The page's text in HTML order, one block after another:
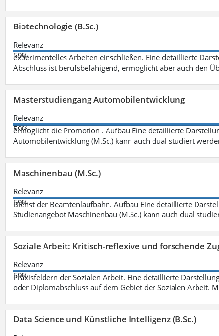
Biotechnologie (B.Sc.)
Relevanz:
59%
experimentelles Arbeiten einschließen. Eine detaillierte
Abschluss ist berufsbefähigend, ermöglicht aber auch den
Masterstudiengang Automobilentwicklung
Relevanz:
59%
ermöglicht die Promotion . Aufbau Eine detaillierte
Automobilentwicklung (M.Sc.) kann auch dual studiert
Maschinenbau (M.Sc.)
Relevanz:
59%
Dienst der Beamtenlaufbahn. Aufbau Eine detaillierte
Studienangebot Maschinenbau (M.Sc.) kann auch dual
Soziale Arbeit: Kritisch-reflexive und forschende
Relevanz:
59%
Praxisfeldern der Sozialen Arbeit. Eine detaillierte
oder Diplomabschluss auf dem Gebiet der Sozialen Arbeit.
Data Science und Künstliche Intelligenz (B.Sc.)